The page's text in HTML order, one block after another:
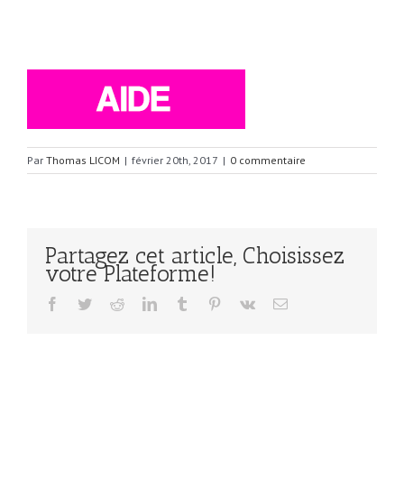
Par Thomas LICOM | février 20th, 2017 | 0 commentaire
Partagez cet article, Choisissez
votre Plateforme!
Facebook
TwitterRedditLinkedInTumblr Pinterest
Vk Email